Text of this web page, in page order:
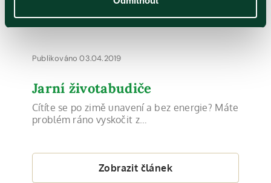
Publikováno 03.04.2019
Jarní životabudiče
Cítíte se po zimě unavení a bez energie? Máte
problém ráno vyskočit z…
Zobrazit článek